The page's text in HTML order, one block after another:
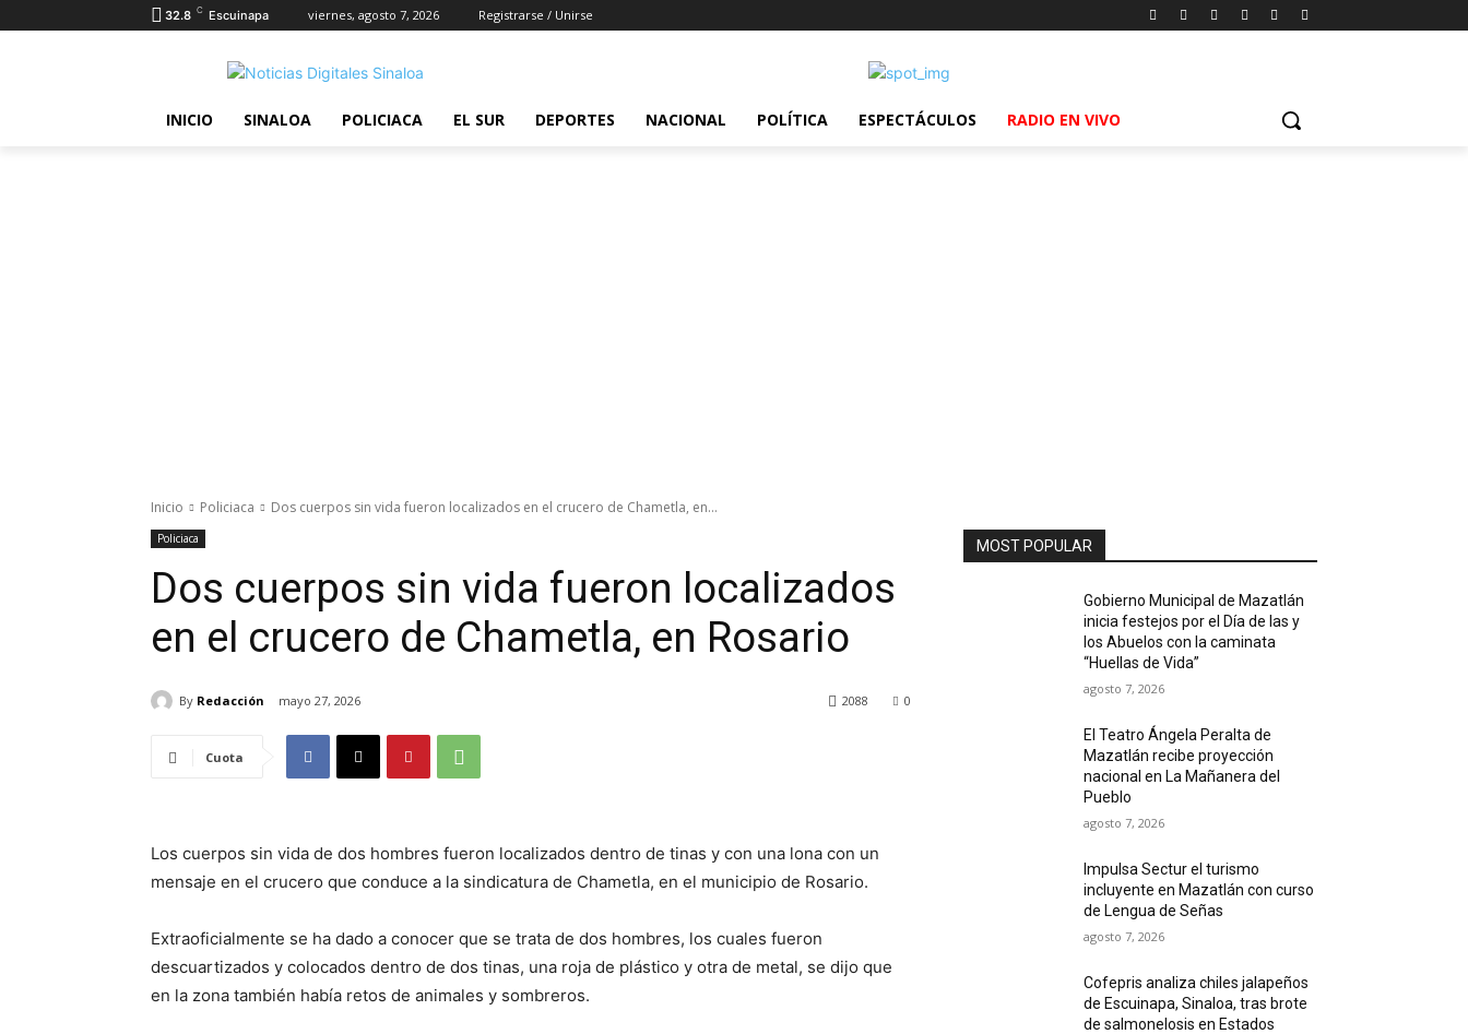
32.8 C Escuinapa viernes, agosto 7, 2026 Registrarse / Unirse
INICIO SINALOA POLICIACA EL SUR DEPORTES NACIONAL POLÍTICA ESPECTÁCULOS RADIO EN VIVO
Inicio Policiaca Dos cuerpos sin vida fueron localizados en el crucero de Chametla, en...
Policiaca
Dos cuerpos sin vida fueron localizados
en el crucero de Chametla, en Rosario
By Redacción mayo 27, 2026 0
2088
Cuota
Los cuerpos sin vida de dos hombres fueron localizados dentro de tinas y con una lona con un
mensaje en el crucero que conduce a la sindicatura de Chametla, en el municipio de Rosario.
Extraoficialmente se ha dado a conocer que se trata de dos hombres, los cuales fueron
descuartizados y colocados dentro de dos tinas, una roja de plástico y otra de metal, se dijo que
en la zona también había retos de animales y sombreros.
MOST POPULAR
Gobierno Municipal de Mazatlán
inicia festejos por el Día de las y
los Abuelos con la caminata
“Huellas de Vida”
agosto 7, 2026
El Teatro Ángela Peralta de
Mazatlán recibe proyección
nacional en La Mañanera del
Pueblo
agosto 7, 2026
Impulsa Sectur el turismo
incluyente en Mazatlán con curso
de Lengua de Señas
agosto 7, 2026
Cofepris analiza chiles jalapeños
de Escuinapa, Sinaloa, tras brote
de salmonelosis en Estados